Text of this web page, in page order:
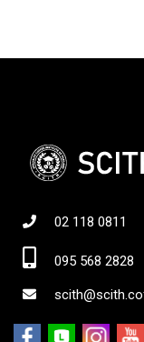
02 118 0811
095 568 2828